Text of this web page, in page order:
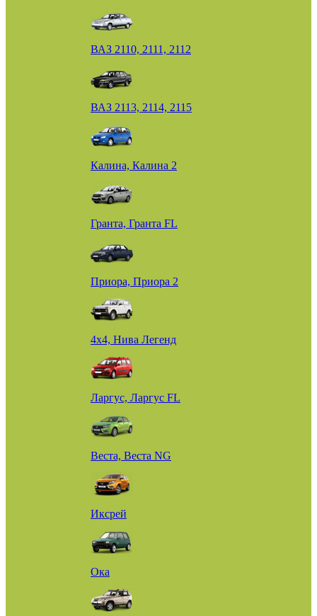
ВАЗ 2110, 2111, 2112
ВАЗ 2113, 2114, 2115
Калина, Калина 2
Гранта, Гранта FL
Приора, Приора 2
4х4, Нива Легенд
Ларгус, Ларгус FL
Веста, Веста NG
Иксрей
Ока